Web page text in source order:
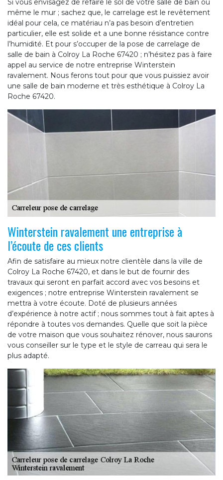
Si vous envisagez de refaire le sol de votre salle de bain ou
même le mur ; sachez que, le carrelage est le revêtement
idéal pour cela, ce matériau n’a pas besoin d’entretien
particulier, elle est solide et a une bonne résistance contre
l’humidité. Et pour s’occuper de la pose de carrelage de
salle de bain à Colroy La Roche 67420 ; n’hésitez pas à faire
appel au service de notre entreprise Winterstein
ravalement. Nous ferons tout pour que vous puissiez avoir
une salle de bain moderne et très esthétique à Colroy La
Roche 67420.
Winterstein ravalement une entreprise à
l’écoute de ces clients
Afin de satisfaire au mieux notre clientèle dans la ville de
Colroy La Roche 67420, et dans le but de fournir des
travaux qui seront en parfait accord avec vos besoins et
exigences ; notre entreprise Winterstein ravalement se
mettra à votre écoute. Doté de plusieurs années
d’expérience à notre actif ; nous sommes tout à fait aptes à
répondre à toutes vos demandes. Quelle que soit la pièce
de votre maison que vous souhaitez rénover, nous saurons
vous conseiller sur le type et le style de carreau qui sera le
plus adapté.